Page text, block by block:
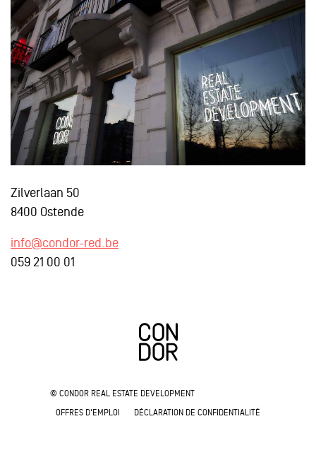
Zilverlaan 50
8400 Ostende
info@condor-red.be
059 21 00 01
© CONDOR REAL ESTATE DEVELOPMENT
OFFRES D'EMPLOI
DÉCLARATION DE CONFIDENTIALITÉ